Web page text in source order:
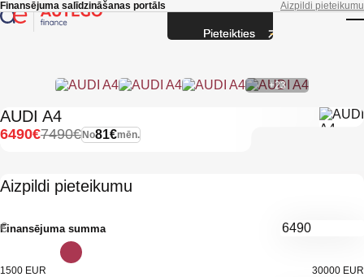
Skip to main content
Finansējuma salīdzināšanas portāls Aizpildi pieteikumu
+23
AUDI A4
No81€mēn.
7490€
6490€
Aizpildi pieteikumu
Finansējuma summa
€
1500 EUR 30000 EUR